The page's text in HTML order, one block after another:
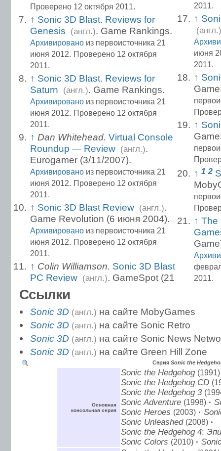
Проверено 12 октября 2011.
↑ Sonic 3D Blast. Reviews for
Genesis
(англ.) . Game Rankings.
Архивировано из первоисточника 21
июня 2012. Проверено 12 октября
2011.
↑ Sonic 3D Blast. Reviews for
Saturn
(англ.) . Game Rankings.
Архивировано из первоисточника 21
июня 2012. Проверено 12 октября
2011.
↑ Dan Whitehead. Virtual Console
Roundup — Review (англ.).
Eurogamer (3/11/2007).
Архивировано из первоисточника 21
июня 2012. Проверено 12 октября
2011.
↑ Sonic 3D Blast Review (англ.).
Game Revolution (6 июня 2004).
Архивировано из первоисточника 21
июня 2012. Проверено 12 октября
2011.
↑ Colin Williamson. Sonic 3D Blast
PC Review (англ.). GameSpot (21
2011.
↑
(англ.)
июня
2011.
↑
↑
↑ 1 2
↑ The
2011.
Ссылки
Sonic 3D (англ.) на сайте MobyGames
Sonic 3D (англ.) на сайте Sonic Retro
Sonic 3D (англ.) на сайте Sonic News
Sonic 3D (англ.) на сайте Green Hill Zone
СерияSonic the
Основная
консольная серия
Sonic the Hedgehog (1991)
Sonic the Hedgehog CD
Sonic the Hedgehog 3
Sonic Adventure (1998) ·
Sonic Heroes (2003) ·
Sonic Unleashed (2008) ·
Sonic the Hedgehog 4:
Sonic Colors (2010) ·